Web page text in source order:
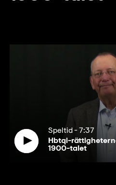
Speltid -7:37
Hbtqi-
1900-talet